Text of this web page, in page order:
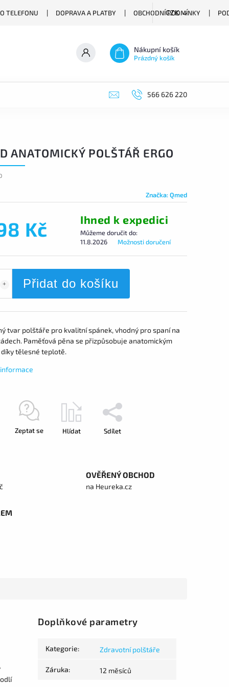
TELEFONU DOPRAVA A PLATBY OBCHODNÍ PODMÍNKY
CZK
Nákupní košík
Prázdný košík
566 626 220
ANATOMICKÝ POLŠTÁŘ ERGO
Značka:Qmed
Kč Ihned k expedici
Můžeme doručit do:
11.8.2026
Možnosti doručení
Přidat do košíku
tvar polštáře pro kvalitní spánek, vhodný pro spaní na
Paměťová pěna se přizpůsobuje anatomickým
tělesné teplotě.
Zeptat se Hlídat Sdílet
OVĚŘENÝ OBCHOD
na Heureka.cz
Doplňkové parametry
Kategorie: Zdravotní polštáře
Záruka: 12 měsíců